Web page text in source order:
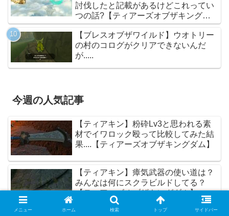
討伐したと記載があるけどこれってい
つの話?【ティアーズオブザキングダ
ム】
【ブレスオブザワイルド】ウオトリー
の村のコログがクリアできないんだ
が.....
今週の人気記事
【ティアキン】粉砕Lv3と思われる素
材でイワロック殴って比較してみた結
果....【ティアーズオブザキングダム】
【ティアキン】瘴気武器の使い道は？
みんなは何にスクラビルドしてる？
【ティアーズオブザキングダム】
メニュー ホーム 検索 トップ サイドバー